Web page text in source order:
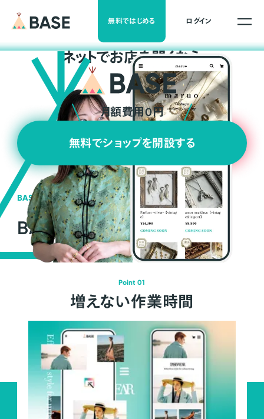
無料ではじめる ログイン
ネットでお店を開くなら
月額費用0円
無料でショップを開設する
BASEの強み
BASEが強い3つの理由
Point 01
増えない作業時間